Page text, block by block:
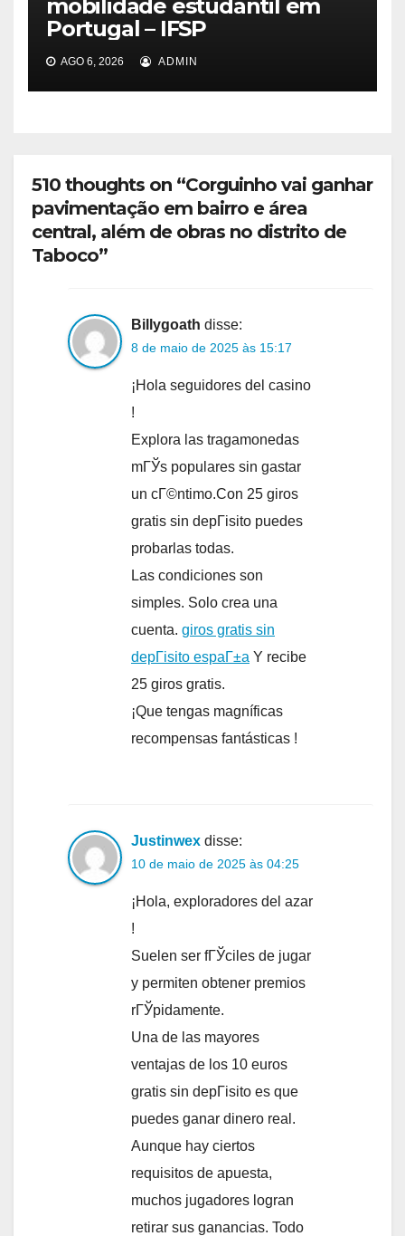
mobilidade estudantil em
Portugal – IFSP
AGO 6, 2026 ADMIN
510 thoughts on “Corguinho vai ganhar
pavimentação em bairro e área
central, além de obras no distrito de
Taboco”
Billygoath disse:
8 de maio de 2025 às 15:17
¡Hola seguidores del casino
!
Explora las tragamonedas
mГЎs populares sin gastar
un cГ©ntimo.Con 25 giros
gratis sin depГіsito puedes
probarlas todas.
Las condiciones son
simples. Solo crea una
cuenta. giros gratis sin
depГіsito espaГ±a Y recibe
25 giros gratis.
¡Que tengas magníficas
recompensas fantásticas !
Justinwex disse:
10 de maio de 2025 às 04:25
¡Hola, exploradores del azar
!
Suelen ser fГЎciles de jugar
y permiten obtener premios
rГЎpidamente.
Una de las mayores
ventajas de los 10 euros
gratis sin depГіsito es que
puedes ganar dinero real.
Aunque hay ciertos
requisitos de apuesta,
muchos jugadores logran
retirar sus ganancias. Todo